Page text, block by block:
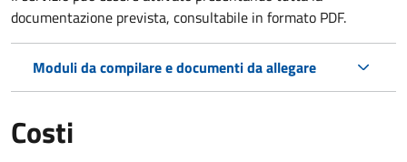
documentazione prevista, consultabile in formato PDF.
Moduli da compilare e documenti da allegare
Costi